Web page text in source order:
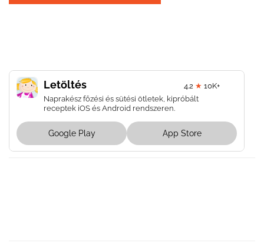
Letöltés 4.2 ★ 10K+
Naprakész főzési és sütési ötletek, kipróbált
receptek iOS és Android rendszeren.
Google Play App Store